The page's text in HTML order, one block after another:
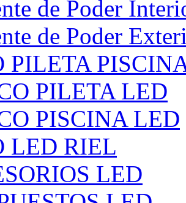
de Poder
de Poder
PILETA
PILETA LED
PISCINA LED
LED RIEL
LED